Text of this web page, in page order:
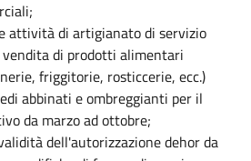
attività di artigianato di servizio
vendita di prodotti alimentari
friggitorie, rosticcerie, ecc.)
abbinati e ombreggianti per il
da marzo ad ottobre;
dell'autorizzazione dehor da